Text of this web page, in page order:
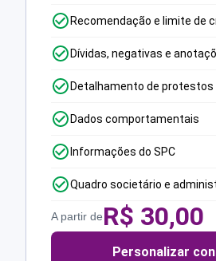
Recomendação e limite de
Dívidas, negativas e
Detalhamento de protestos
Dados comportamentais
Informações do SPC
Quadro societário e
A partir deR$ 30,00
Personalizar